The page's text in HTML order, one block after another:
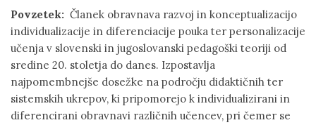
Povzetek: Članek obravnava razvoj in konceptualizacijo
individualizacije in diferenciacije pouka ter personalizacije
učenja v slovenski in jugoslovanski pedagoški teoriji od
sredine 20. stoletja do danes. Izpostavlja
najpomembnejše dosežke na področju didaktičnih ter
sistemskih ukrepov, ki pripomorejo k individualizirani in
diferencirani obravnavi različnih učencev, pri čemer se